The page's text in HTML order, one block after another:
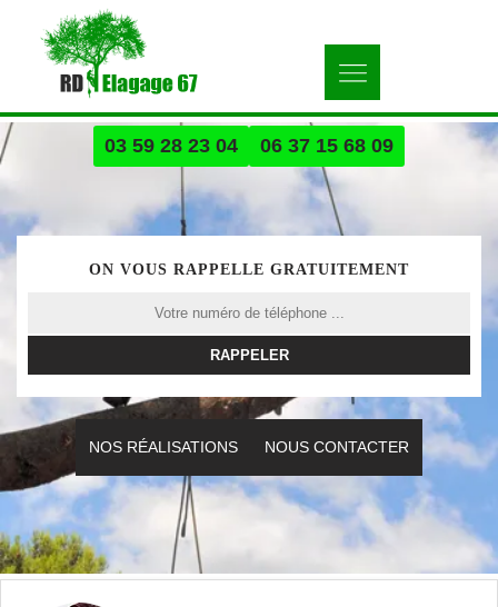
03 59 28 23 04 06 37 15 68 09
ON VOUS RAPPELLE GRATUITEMENT
NOS RÉALISATIONS NOUS CONTACTER